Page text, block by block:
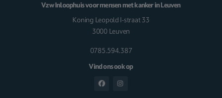
Vzw Inloophuis voor mensen met kanker in Leuven
Koning Leopold I-straat 33
3000 Leuven
0785.594.387
Vind ons ook op